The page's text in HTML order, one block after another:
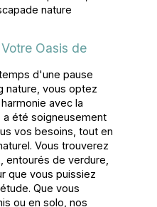
nature
Oasis de
d'une pause
nature, vous optez
avec la
a été soigneusement
vos besoins, tout en
Vous trouverez
entourés de verdure,
que vous puissiez
Que vous
ou en solo, nos